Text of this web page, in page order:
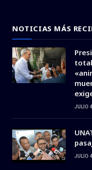
NOTICIAS MÁS
JULIO
JULIO